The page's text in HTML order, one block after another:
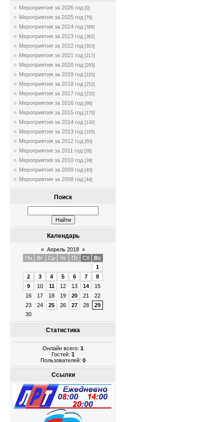
Мероприятия за 2026 год [0]
Мероприятия за 2025 год [76]
Мероприятия за 2024 год [389]
Мероприятия за 2023 год [362]
Мероприятия за 2022 год [303]
Мероприятия за 2021 год [217]
Мероприятия за 2020 год [293]
Мероприятия за 2019 год [220]
Мероприятия за 2018 год [252]
Мероприятия за 2017 год [232]
Мероприятия за 2016 год [96]
Мероприятия за 2015 год [170]
Мероприятия за 2014 год [130]
Мероприятия за 2013 год [105]
Мероприятия за 2012 год [60]
Мероприятия за 2011 год [28]
Мероприятия за 2010 год [39]
Мероприятия за 2009 год [40]
Мероприятия за 2008 год [44]
Поиск
Календарь
« Апрель 2018 »
Пн
Вт Ср Чт Пт Сб
Вс
1
2
3 4 5 6 7
8
9
10 11 12 13 14
15
16
17 18 19 20 21
22
23
24 25 26 27 28
29
30
Статистика
Онлайн всего: 1
Гостей: 1
Пользователей: 0
Ссылки